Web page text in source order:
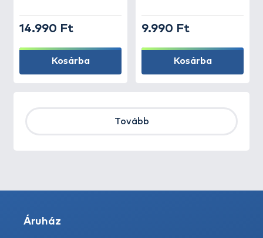
14.990 Ft
Kosárba
9.990 Ft
Kosárba
Tovább
Áruház